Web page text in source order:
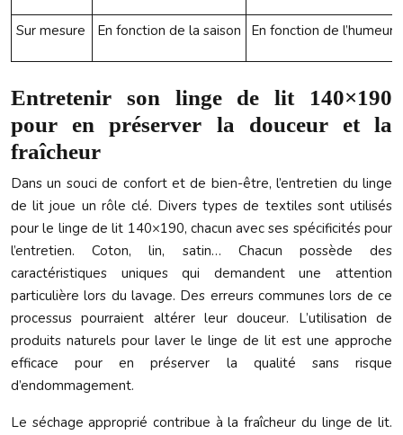
Sur mesure En fonction de la saison En fonction de l’humeur
Entretenir son linge de lit 140×190
pour en préserver la douceur et la
fraîcheur
Dans un souci de confort et de bien-être, l’entretien du linge
de lit joue un rôle clé. Divers types de textiles sont utilisés
pour le linge de lit 140×190, chacun avec ses spécificités pour
l’entretien. Coton, lin, satin… Chacun possède des
caractéristiques uniques qui demandent une attention
particulière lors du lavage. Des erreurs communes lors de ce
processus pourraient altérer leur douceur. L’utilisation de
produits naturels pour laver le linge de lit est une approche
efficace pour en préserver la qualité sans risque
d’endommagement.
Le séchage approprié contribue à la fraîcheur du linge de lit.